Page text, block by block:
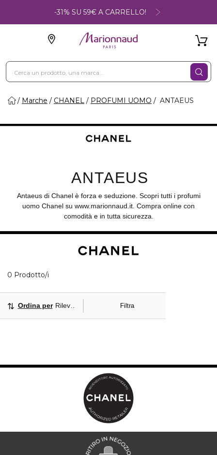
-31% SU 59€ A CARRELLO!
Marche CHANEL PROFUMI UOMO ANTAEUS
ANTAEUS
Antaeus di Chanel è forza e seduzione. Scopri tutti i profumi
uomo Chanel su www.marionnaud.it. Compra online con
comodità e in tutta sicurezza.
0 Prodotto/i
Filtra
Ordina per Rilevanza